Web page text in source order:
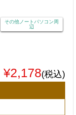
その他ノートパソコン周
辺
¥2,178(税込)